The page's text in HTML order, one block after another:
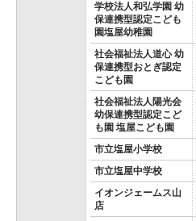
学校法人和弘学園 幼
保連携型認定こども
園塩屋幼稚園
社会福祉法人道心 幼
保連携型おとぎ認定
こども園
社会福祉法人陽光会
幼保連携型認定こど
も園 塩屋こども園
市立塩屋小学校
市立塩屋中学校
イオンジェームス山
店